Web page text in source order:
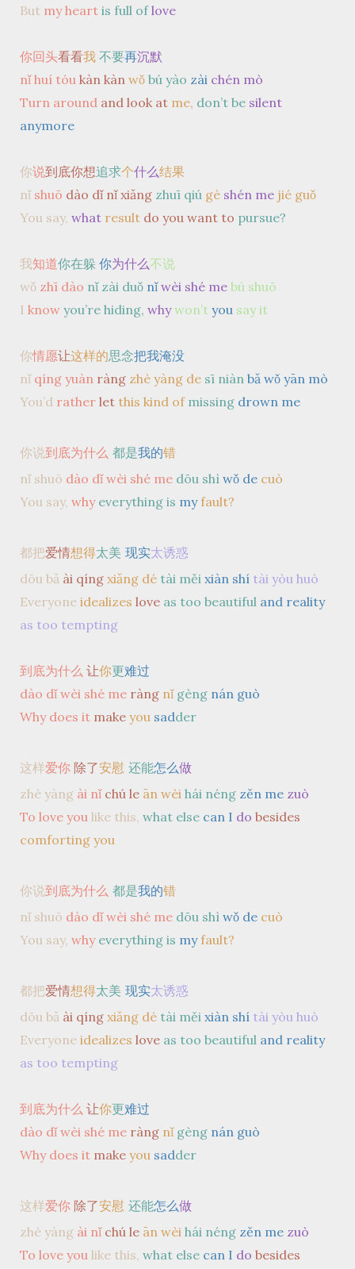
But my heart is full oflove
你回头看看我 不要再沉默
nǐ huí tóu kàn kàn wǒ bú yào zài chén mò
Turn around and look at me, don’t be silent
anymore
你说到底你想追求个什么结果
nǐ shuō dào dǐ nǐ xiǎng zhuī qiú gè shén me jié guǒ
You say, what result do you want to pursue?
我知道你在躲 你为什么不说
wǒ zhī dào nǐ zài duǒ nǐ wèi shé me bú shuō
I know you’re hiding, why won’t you say it
你情愿让这样的思念把我淹没
nǐ qíng yuàn ràng zhè yàng de sī niàn bǎ wǒ yān mò
You’d ratherlet this kind of missing drown me
你说到底为什么 都是我的错
nǐ shuō dào dǐ wèi shé me dōu shì wǒ de cuò
You say, why everything is my fault?
都把爱情想得太美 现实太诱惑
dōu bǎ ài qíng xiǎng dé tài měi xiàn shí tài yòu huò
Everyoneidealizes love as too beautiful and reality
as too tempting
到底为什么 让你更难过
dào dǐ wèi shé me ràng nǐ gèng nán guò
Why does it make you sadder
这样爱你除了安慰 还能怎么做
zhè yàng ài nǐ chú le ān wèi hái néng zěn me zuò
To love you like this, what else can I do besides
comforting you
你说到底为什么 都是我的错
nǐ shuō dào dǐ wèi shé me dōu shì wǒ de cuò
You say, why everything is my fault?
都把爱情想得太美 现实太诱惑
dōu bǎ ài qíng xiǎng dé tài měi xiàn shí tài yòu huò
Everyoneidealizes love as too beautiful and reality
as too tempting
到底为什么 让你更难过
dào dǐ wèi shé me ràng nǐ gèng nán guò
Why does it make you sadder
这样爱你除了安慰 还能怎么做
zhè yàng ài nǐ chú le ān wèi hái néng zěn me zuò
To love you like this, what else can I do besides